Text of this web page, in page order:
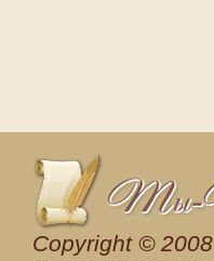
Сopyright ©